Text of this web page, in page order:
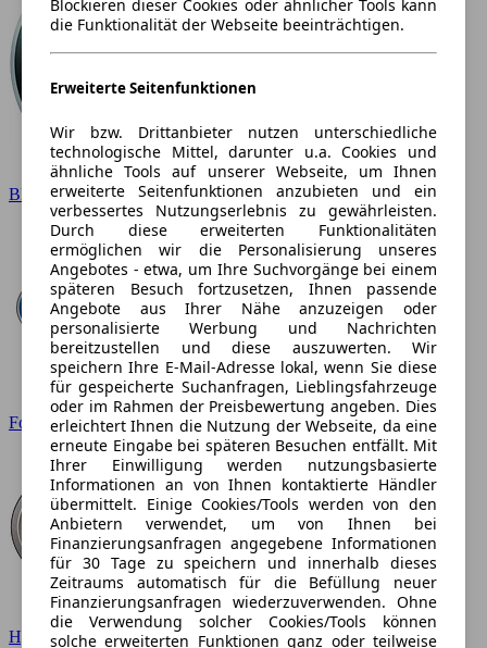
BMW
Ford
Hyundai
Blockieren dieser Cookies oder ähnlicher Tools kann
die Funktionalität der Webseite beeinträchtigen.
Erweiterte Seitenfunktionen
Wir bzw. Drittanbieter nutzen unterschiedliche
technologische Mittel, darunter u.a. Cookies und
ähnliche Tools auf unserer Webseite, um Ihnen
erweiterte Seitenfunktionen anzubieten und ein
verbessertes Nutzungserlebnis zu gewährleisten.
Durch diese erweiterten Funktionalitäten
ermöglichen wir die Personalisierung unseres
Angebotes - etwa, um Ihre Suchvorgänge bei einem
späteren Besuch fortzusetzen, Ihnen passende
Angebote aus Ihrer Nähe anzuzeigen oder
personalisierte Werbung und Nachrichten
bereitzustellen und diese auszuwerten. Wir
speichern Ihre E-Mail-Adresse lokal, wenn Sie diese
für gespeicherte Suchanfragen, Lieblingsfahrzeuge
oder im Rahmen der Preisbewertung angeben. Dies
erleichtert Ihnen die Nutzung der Webseite, da eine
erneute Eingabe bei späteren Besuchen entfällt. Mit
Ihrer Einwilligung werden nutzungsbasierte
Informationen an von Ihnen kontaktierte Händler
übermittelt. Einige Cookies/Tools werden von den
Anbietern verwendet, um von Ihnen bei
Finanzierungsanfragen angegebene Informationen
für 30 Tage zu speichern und innerhalb dieses
Zeitraums automatisch für die Befüllung neuer
Finanzierungsanfragen wiederzuverwenden. Ohne
die Verwendung solcher Cookies/Tools können
solche erweiterten Funktionen ganz oder teilweise